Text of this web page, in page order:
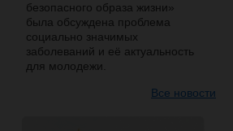
безопасного образа жизни»
была обсуждена проблема
социально значимых
заболеваний и её актуальность
для молодежи.
Все новости